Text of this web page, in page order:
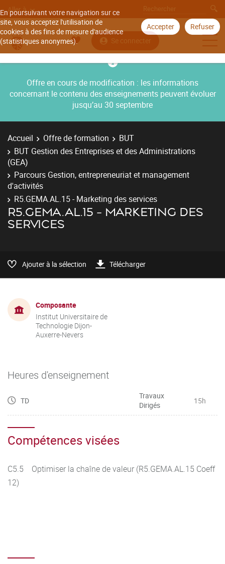
En poursuivant votre navigation sur ce
site, vous acceptez l'utilisation de
cookies à des fins de mesure d'audience
(statistiques anonymes).
Accepter Refuser
Aller à
Se connecter
Offre en cours de modification : les informations
concernant le contenu des enseignements peuvent évoluer
jusqu’au 30 septembre
Accueil Offre de formation
BUT
BUT Gestion des Entreprises et des Administrations
(GEA)
Parcours Gestion, entrepreneuriat et management
d'activités
R5.GEMA.AL.15 - Marketing des services
R5.GEMA.AL.15 - MARKETING DES
SERVICES
Ajouter à la sélection Télécharger
Composante
Institut Universitaire de
Technologie Dijon-
Auxerre-Nevers
Heures d'enseignement
TD
Travaux
Dirigés
15h
Compétences visées
C5.5 Optimiser la chaîne de valeur (R5.GEMA.AL.15 Coeff
12)